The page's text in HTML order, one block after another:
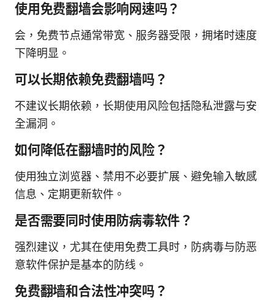
使用免费翻墙会影响网速吗？
会，免费节点通常带宽、服务器受限，拥堵时速度
下降明显。
可以长期依赖免费翻墙吗？
不建议长期依赖，长期使用风险包括隐私泄露与安
全漏洞。
如何降低在翻墙时的风险？
使用独立浏览器、禁用不必要扩展、避免输入敏感
信息、定期更新软件。
是否需要同时使用防病毒软件？
强烈建议，尤其在使用免费工具时，防病毒与防恶
意软件保护是基本的防线。
免费翻墙和合法性冲突吗？